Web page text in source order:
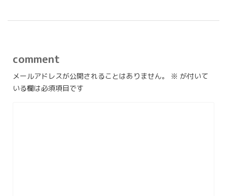
comment
メールアドレスが公開されることはありません。 ※ が付いて
いる欄は必須項目です